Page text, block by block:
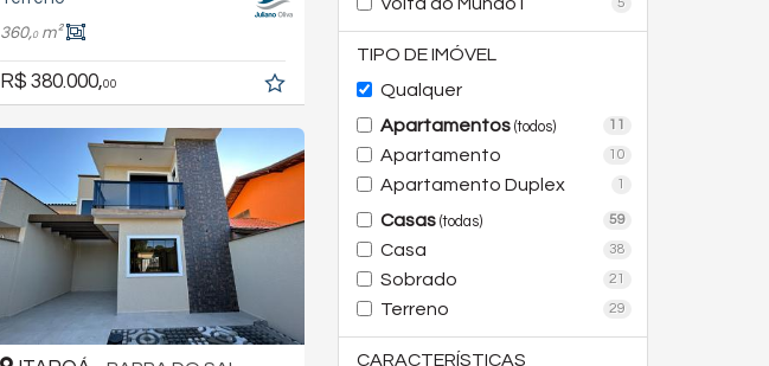
TIPO DE IMÓVEL
Qualquer
Apartamentos (todos) 11
Apartamento 10
Apartamento Duplex 1
Casas (todas) 59
Casa 38
Sobrado 21
Terreno 29
CARACTERÍSTICAS
360,0m²
R$ 380.000,00